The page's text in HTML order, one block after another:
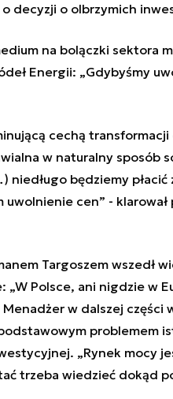
decyzji o olbrzymich
na bolączki sektora
Energii: „Gdybyśmy
cechą
w naturalny sposób
niedługo będziemy
uwolnienie cen” -
Targoszem wszedł
„W Polsce, ani nigdzie w
w dalszej części
problemem
„Rynek mocy
trzeba wiedzieć dokąd